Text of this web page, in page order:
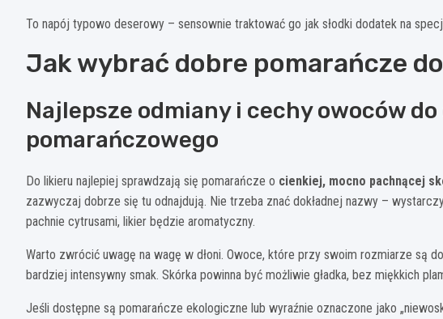
To napój typowo deserowy – sensownie traktować go jak słodki dodatek na
Jak wybrać dobre pomarańcze
Najlepsze odmiany i cechy owoców
pomarańczowego
Do likieru najlepiej sprawdzają się pomarańcze o cienkiej, mocno pachnącej
zazwyczaj dobrze się tu odnajdują. Nie trzeba znać dokładnej nazwy –
pachnie cytrusami, likier będzie aromatyczny.
Warto zwrócić uwagę na wagę w dłoni. Owoce, które przy swoim rozmiarze są
bardziej intensywny smak. Skórka powinna być możliwie gładka, bez miękkich
Jeśli dostępne są pomarańcze ekologiczne lub wyraźnie oznaczone jako